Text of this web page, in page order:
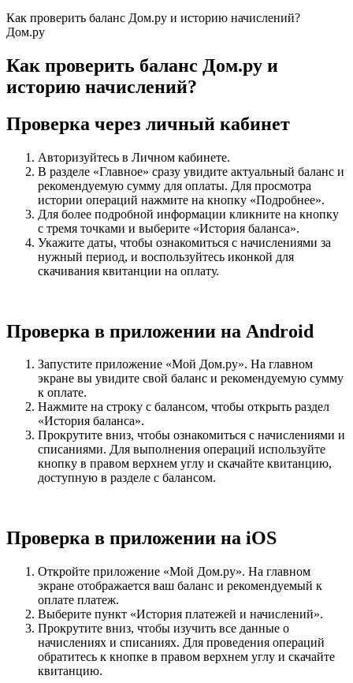
Как проверить баланс Дом.ру и историю начислений?
Дом.ру
Как проверить баланс Дом.ру и
историю начислений?
Проверка через личный кабинет
Авторизуйтесь в Личном кабинете.
В разделе «Главное» сразу увидите актуальный баланс и
рекомендуемую сумму для оплаты. Для просмотра
истории операций нажмите на кнопку «Подробнее».
Для более подробной информации кликните на кнопку
с тремя точками и выберите «История баланса».
Укажите даты, чтобы ознакомиться с начислениями за
нужный период, и воспользуйтесь иконкой для
скачивания квитанции на оплату.
Проверка в приложении на Android
Запустите приложение «Мой Дом.ру». На главном
экране вы увидите свой баланс и рекомендуемую сумму
к оплате.
Нажмите на строку с балансом, чтобы открыть раздел
«История баланса».
Прокрутите вниз, чтобы ознакомиться с начислениями и
списаниями. Для выполнения операций используйте
кнопку в правом верхнем углу и скачайте квитанцию,
доступную в разделе с балансом.
Проверка в приложении на iOS
Откройте приложение «Мой Дом.ру». На главном
экране отображается ваш баланс и рекомендуемый к
оплате платеж.
Выберите пункт «История платежей и начислений».
Прокрутите вниз, чтобы изучить все данные о
начислениях и списаниях. Для проведения операций
обратитесь к кнопке в правом верхнем углу и скачайте
квитанцию.